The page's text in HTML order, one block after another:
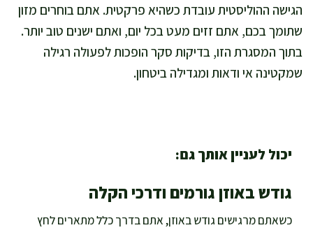
הגישה ההוליסטית עובדת כשהיא פרקטית. אתם בוחרים מזון
שתומך בכם, אתם זזים מעט בכל יום, ואתם ישנים טוב יותר.
בתוך המסגרת הזו, בדיקות סקר הופכות לפעולה רגילה
שמקטינה אי ודאות ומגדילה ביטחון.
יכול לעניין אותך גם:
גודש באוזן גורמים ודרכי הקלה
כשאתם מרגישים גודש באוזן, אתם בדרך כלל מתארים לחץ